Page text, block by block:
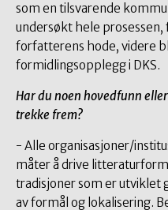
som en tilsvarende
undersøkt hele prosessen,
forfatterens hode, videre
formidlingsopplegg i DKS.
Har du noen hovedfunn
trekke frem?
- Alle organisasjoner/
måter å drive
tradisjoner som er utviklet
av formål og lokalisering.